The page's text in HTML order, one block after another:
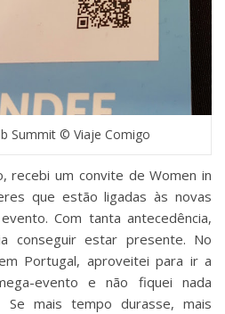
Summit © Viaje Comigo
recebi um convite de Women in
que estão ligadas às novas
Com tanta antecedência,
conseguir estar presente. No
Portugal, aproveitei para ir a
evento e não fiquei nada
mais tempo durasse, mais